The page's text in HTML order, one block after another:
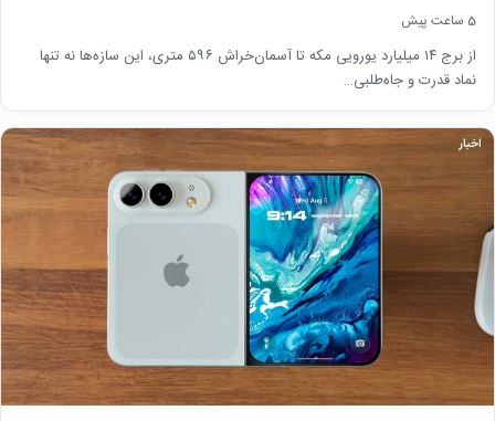
5 ساعت پیش
از برج ۱۴ میلیارد یورویی مکه تا آسمان‌خراش ۵۹۶ متری، این سازه‌ها نه تنها
نماد قدرت و جاه‌طلبی…
اخبار